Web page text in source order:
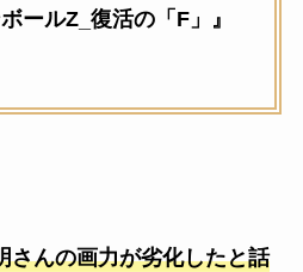
ールZ_復活の「F」』
さんの画力が劣化したと話